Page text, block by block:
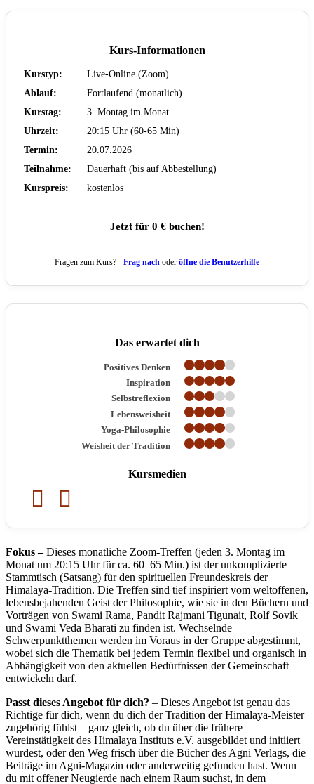
Kurs-Informationen
Kurstyp:
Live-Online (Zoom)
Ablauf:
Fortlaufend (monatlich)
Kurstag:
3. Montag im Monat
Uhrzeit:
20:15 Uhr (60-65 Min)
Termin:
20.07.2026
Teilnahme:
Dauerhaft (bis auf Abbestellung)
Kurspreis:
kostenlos
Jetzt für 0 € buchen!
Fragen zum Kurs? - Frag nach oder öffne die Benutzerhilfe
Das erwartet dich
Positives Denken
Inspiration
Selbstreflexion
Lebensweisheit
Yoga-Philosophie
Weisheit der Tradition
Kursmedien
 
Fokus –Dieses monatliche Zoom-Treffen (jeden 3. Montag im
Monat um 20:15 Uhr für ca. 60–65 Min.) ist der unkomplizierte
Stammtisch (Satsang) für den spirituellen Freundeskreis der
Himalaya-Tradition. Die Treffen sind tief inspiriert vom weltoffenen,
lebensbejahenden Geist der Philosophie, wie sie in den Büchern und
Vorträgen von Swami Rama, Pandit Rajmani Tigunait, Rolf Sovik
und Swami Veda Bharati zu finden ist. Wechselnde
Schwerpunktthemen werden im Voraus in der Gruppe abgestimmt,
wobei sich die Thematik bei jedem Termin flexibel und organisch in
Abhängigkeit von den aktuellen Bedürfnissen der Gemeinschaft
entwickeln darf.
Passt dieses Angebot für dich? – Dieses Angebot ist genau das
Richtige für dich, wenn du dich der Tradition der Himalaya-Meister
zugehörig fühlst – ganz gleich, ob du über die frühere
Vereinstätigkeit des Himalaya Instituts e.V. ausgebildet und initiiert
wurdest, oder den Weg frisch über die Bücher des Agni Verlags, die
Beiträge im Agni-Magazin oder anderweitig gefunden hast. Wenn
du mit offener Neugierde nach einem Raum suchst, in dem